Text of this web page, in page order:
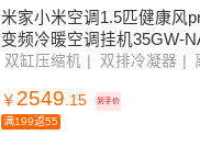
满1500-100
1条评价 好评率99%
米家小米空调1.5匹健康风